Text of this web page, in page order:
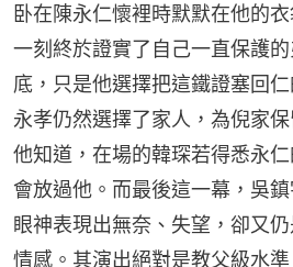
卧在陳永仁懷裡時默默在他的
一刻終於證實了自己一直保護
底，只是他選擇把這鐵證塞回
永孝仍然選擇了家人，為倪家
他知道，在場的韓琛若得悉永
會放過他。而最後這一幕，吳
眼神表現出無奈、失望，卻又
情感。其演出絕對是教父級水